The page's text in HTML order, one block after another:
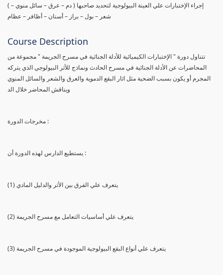
( إجراء الإختبارات علي العينة البيولوجية لتحديد صاحبها ( دم – عرق – سائل منوي –
شعر – بول – براز – أسنان – أظافر – عظام
Course Description
تتناول دورة " الإختبارات الكيميائية للأدلة الجنائية في مسرح الجريمة " مجموعة من
المحاضرات عن الأدلة الجنائية في مسرح الحادث ونماذج للأثر البيولوجي الذي يتركه
المجرم أو يكون بسبب الضحية مثل اثار البقع الدموية والعرق والشعر والسائل المنوي
ويناقش المحاضر خلال الد
مخرجات الدورة :
يستطيع الدارس لهذه الدورة أن :
(1) يتعرف علي الفرق بين الأثر والدليل المادي
(2) يتعرف علي أساسيات التعامل مع مسرح الجريمة
(3) يتعرف علي أنواع البقع البيولوجية الموجودة في مسرح الجريمة